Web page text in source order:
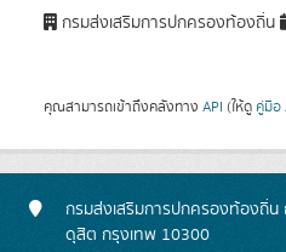
กรมส่งเสริมการปกครองท้องถิ่น
คุณสามารถเข้าถึงคลังทาง API (ให้ดู คู่มือ
กรมส่งเสริมการปกครองท้องถิ่
ดุสิต กรุงเทพ 10300